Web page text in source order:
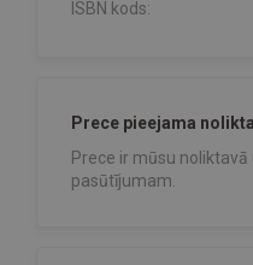
ISBN kods:
Prece pieejama
Prece ir mūsu
pasūtījumam.